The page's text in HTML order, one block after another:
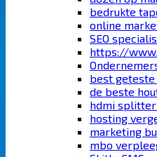
bedrukte
online
SEO
https://
best
de beste
hdmi
hosting
marketing
mbo